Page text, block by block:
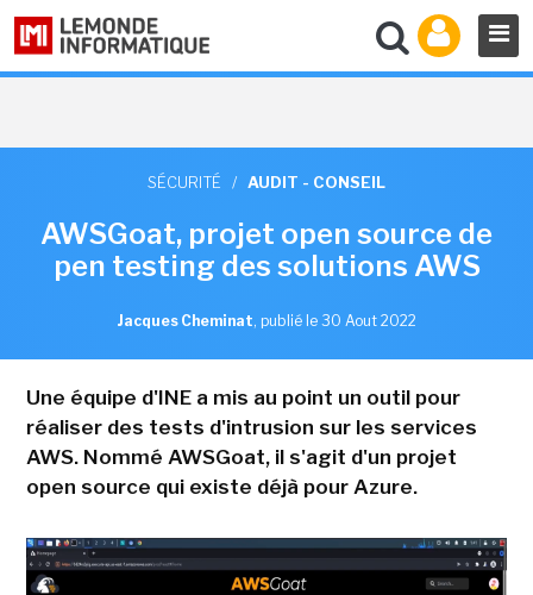
SÉCURITÉ / AUDIT - CONSEIL
AWSGoat, projet open source de
pen testing des solutions AWS
Jacques Cheminat, publié le 30 Aout 2022
Une équipe d'INE a mis au point un outil pour
réaliser des tests d'intrusion sur les services
AWS. Nommé AWSGoat, il s'agit d'un projet
open source qui existe déjà pour Azure.